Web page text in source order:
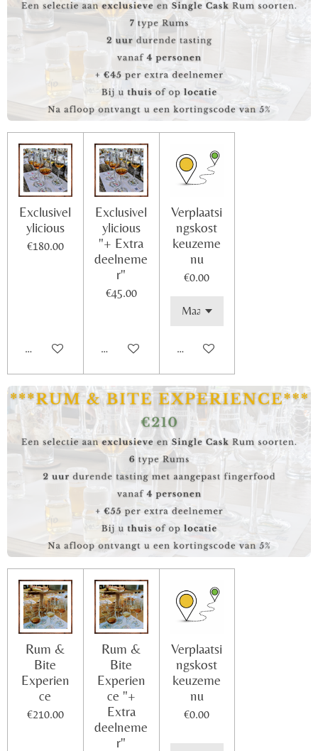
Exclusivel
ylicious
€180.00
Add to cart
Exclusivel
ylicious
"+ Extra
deelneme
r"
€45.00
Add to cart
Verplaatsi
ngskost
keuzeme
nu
€0.00
Add to cart
Rum &
Bite
Experien
ce
€210.00
Rum &
Bite
Experien
ce "+
Extra
deelneme
r"
Verplaatsi
ngskost
keuzeme
nu
€0.00